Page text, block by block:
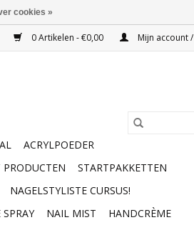
0 Artikelen - €0,00 Mijn account
ACRYLPOEDER
PRODUCTEN
STARTPAKKETTEN
NAGELSTYLISTE CURSUS!
NAIL MIST HANDCRÈME
cookies »